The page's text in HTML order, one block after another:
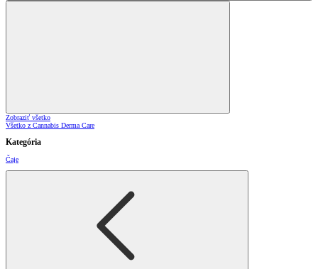
Zobraziť všetko
Všetko z Cannabis Derma Care
Kategória
Čaje